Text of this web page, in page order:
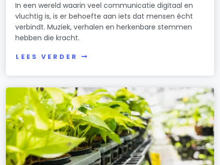
In een wereld waarin veel communicatie digitaal en
vluchtig is, is er behoefte aan iets dat mensen écht
verbindt. Muziek, verhalen en herkenbare stemmen
hebben die kracht.
LEES VERDER